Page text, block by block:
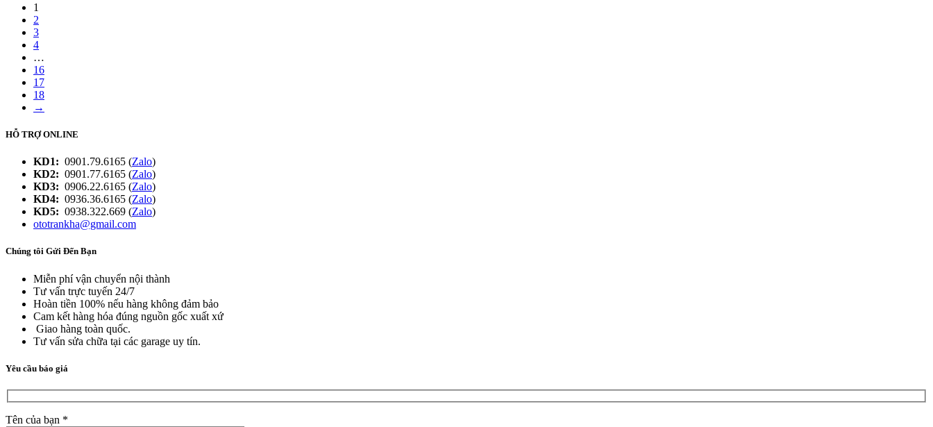
1
2
3
4
…
16
17
18
→
HỖ TRỢ ONLINE
KD1: 0901.79.6165 (Zalo)
KD2: 0901.77.6165 (Zalo)
KD3: 0906.22.6165 (Zalo)
KD4: 0936.36.6165 (Zalo)
KD5: 0938.322.669 (Zalo)
ototrankha@gmail.com
Chúng tôi Gửi Đến Bạn
Miễn phí vận chuyển nội thành
Tư vấn trực tuyến 24/7
Hoàn tiền 100% nếu hàng không đảm bảo
Cam kết hàng hóa đúng nguồn gốc xuất xứ
Giao hàng toàn quốc.
Tư vấn sửa chữa tại các garage uy tín.
Yêu cầu báo giá
Tên của bạn *